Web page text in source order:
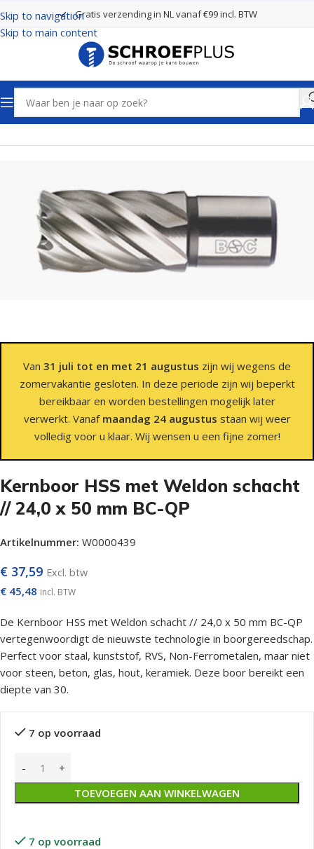
Skip to navigation
Skip to main content
Gratis verzending in NL vanaf €99 incl. BTW
Home Boren Kernboren
Van 31 juli tot en met 21 augustus zijn wij wegens de
zomervakantie gesloten. In deze periode zijn wij beperkt
bereikbaar en worden bestellingen mogelijk later
verwerkt. Vanaf maandag 24 augustus staan wij weer
volledig voor u klaar. Wij wensen u een fijne zomer!
Kernboor HSS met Weldon schacht
// 24,0 x 50 mm BC-QP
Artikelnummer: W0000439
€ 37,59 Excl. btw
€ 45,48 incl. BTW
De Kernboor HSS met Weldon schacht // 24,0 x 50 mm BC-QP
vertegenwoordigt de nieuwste technologie in boorgereedschap.
Perfect voor staal, kunststof, RVS, Non-Ferrometalen, maar niet
voor steen, beton, glas, hout, keramiek. Deze boor bereikt een
diepte van 30.
7 op voorraad
TOEVOEGEN AAN WINKELWAGEN
7 op voorraad